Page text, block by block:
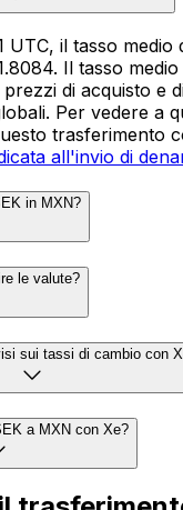
UTC, il tasso medio
Il tasso
di acquisto e
Per vedere a
trasferimento
all'invio di
in MXN?
le valute?
sui tassi di cambio con
a MXN con Xe?